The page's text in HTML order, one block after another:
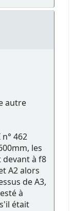
autre
462
les
devant à f8
A2 alors
de A3,
à
était